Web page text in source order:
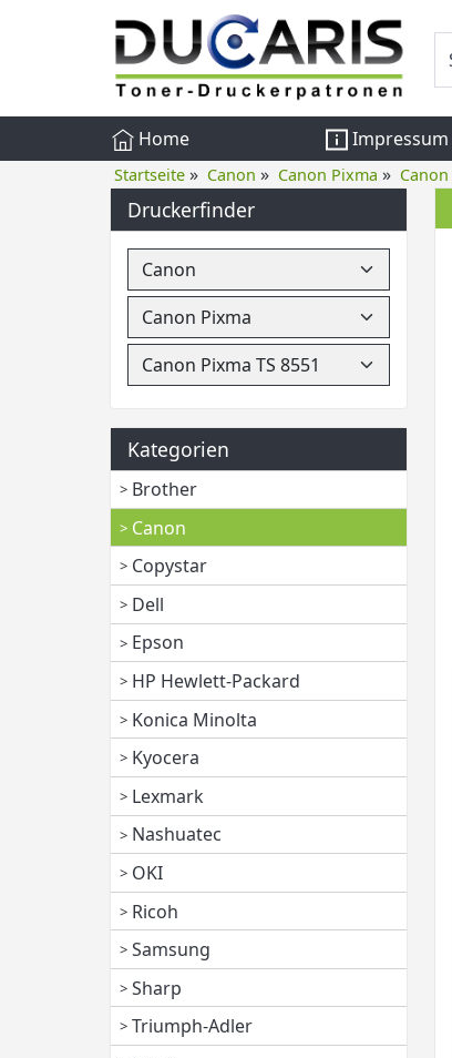
Home Impressum
Startseite » Canon » Canon Pixma » Canon
Druckerfinder
Kategorien
Brother
Canon
Copystar
Dell
Epson
HP Hewlett-Packard
Konica Minolta
Kyocera
Lexmark
Nashuatec
OKI
Ricoh
Samsung
Sharp
Triumph-Adler